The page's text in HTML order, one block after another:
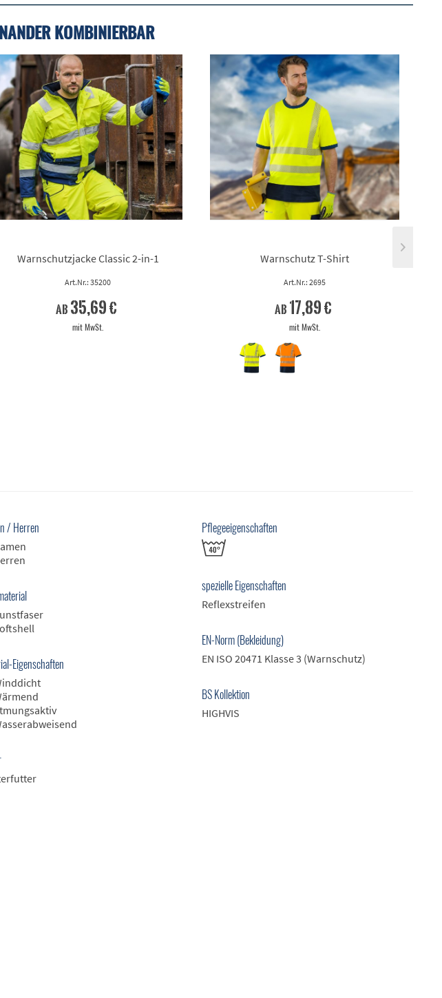
KOMBINIERBAR
Warnschutzjacke Classic 2-in-1
Art.Nr.: 35200
ab 35,69 €
mit MwSt.
Warnschutz T-Shirt
Art.Nr.: 2695
ab 17,89 €
mit MwSt.
/ Herren
Eigenschaften
Pflegeeigenschaften
spezielle Eigenschaften
Reflexstreifen
EN-Norm (Bekleidung)
EN ISO 20471 Klasse 3 (Warnschutz)
BS Kollektion
HIGHVIS